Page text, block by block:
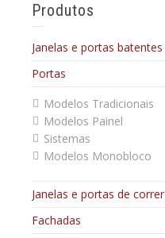
Produtos
Janelas e portas batentes
Portas
Modelos Tradicionais
Modelos Painel
Sistemas
Modelos Monobloco
Janelas e portas de correr
Fachadas